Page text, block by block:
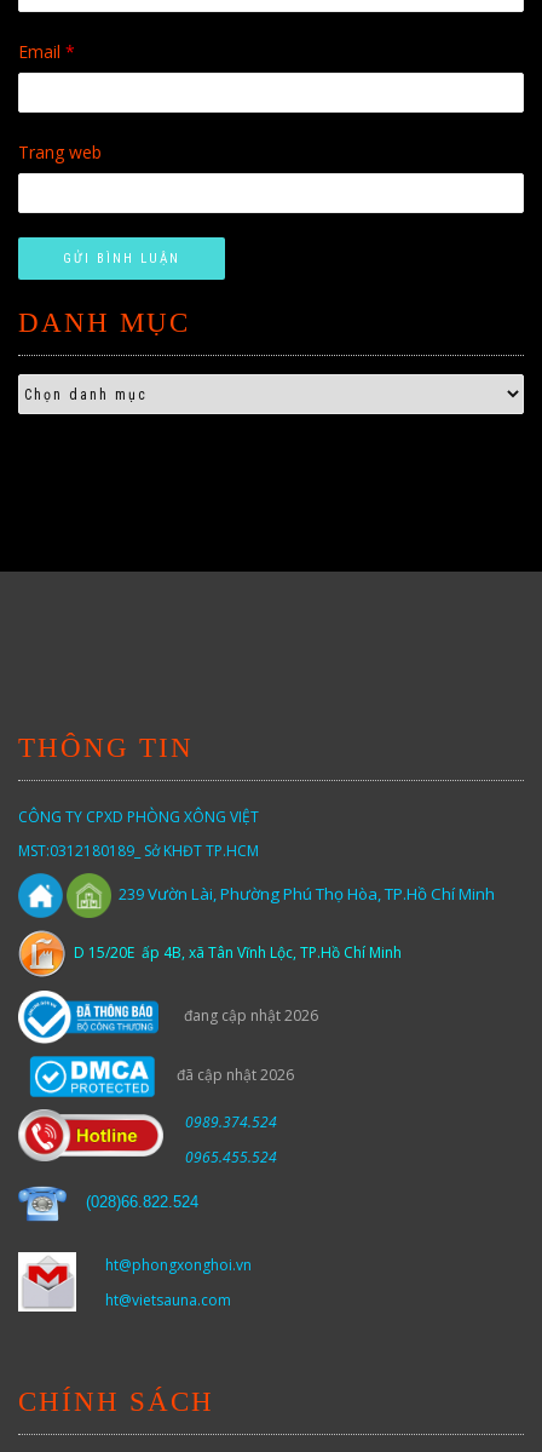
Email *
Trang web
DANH MỤC
THÔNG TIN
CÔNG TY CPXD PHÒNG XÔNG VIỆT
MST:0312180189_ Sở KHĐT TP.HCM
239Vườn Lài,Phường Phú Thọ Hòa, TP.Hồ Chí Minh
D 15/20E ấp 4B, xã Tân Vĩnh Lộc, TP.Hồ Chí Minh
đang cập nhật 2026
đã cập nhật 2026
0989.374.524
0965.455.524
(028)66.822.524
ht@phongxonghoi.vn
ht@vietsauna.com
CHÍNH SÁCH